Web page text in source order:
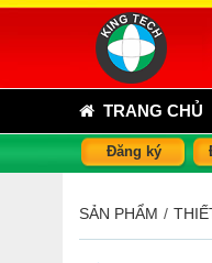
TRANG CHỦ
Đăng ký
SẢN PHẨM /